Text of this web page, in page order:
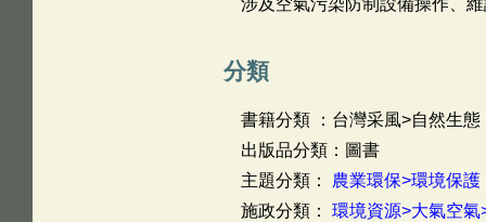
涉及空氣污染防制設備操作、
分類
書籍分類 ：台灣采風>自然生態
出版品分類：圖書
主題分類： 農業環保>環境保護
施政分類： 環境資源>大氣空